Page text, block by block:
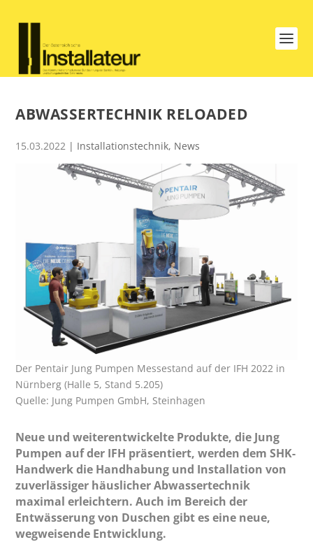
ABWASSERTECHNIK RELOADED
15.03.2022 | Installationstechnik, News
Der Pentair Jung Pumpen Messestand auf der IFH 2022 in
Nürnberg (Halle 5, Stand 5.205)
Quelle: Jung Pumpen GmbH, Steinhagen
Neue und weiterentwickelte Produkte, die Jung
Pumpen auf der IFH präsentiert, werden dem SHK-
Handwerk die Handhabung und Installation von
zuverlässiger häuslicher Abwassertechnik
maximal erleichtern. Auch im Bereich der
Entwässerung von Duschen gibt es eine neue,
wegweisende Entwicklung.